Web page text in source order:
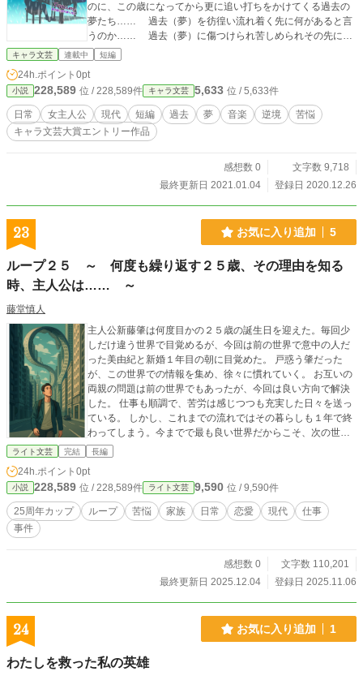
のに、この歳になってから更に追い打ちをかけてくる過去の
夢たち…… 過去（夢）を彷徨い流れ着く先に何があると言
うのか…… 過去（夢）に傷つけられ苦しめられその先にな
にが待つのか 「人生には逃げることも必要」そう言われたは
キャラ文芸 連載中 短編
24h.ポイント 0pt
小説 228,589 位 / 228,589件 キャラ文芸 5,633 位 / 5,633件
日常 女主人公 現代 短編 過去 夢 音楽 逆境
苦悩
キャラ文芸大賞エントリー作品
感想数 0
文字数 9,718
最終更新日 2021.01.04
登録日 2020.12.26
23 お気に入り追加 5
ループ２５ ～ 何度も繰り返す２５歳、その理由を知る
時、主人公は…… ～
藤堂慎人
主人公新藤肇は何度目かの２５歳の誕生日を迎えた。毎回少
しだけ違う世界で目覚めるが、今回は前の世界で意中の人だ
った美由紀と新婚１年目の朝に目覚めた。 戸惑う肇だった
が、この世界での情報を集め、徐々に慣れていく。 お互いの
両親の問題は前の世界でもあったが、今回は良い方向で解決
した。 仕事も順調で、苦労は感じつつも充実した日々を送っ
ている。 しかし、これまでの流れではその暮らしも１年で終
わってしまう。今までで最も良い世界だからこそ、次の世界
にループすることを恐れている。 そんな時、肇は重大な出来
ライト文芸 完結 長編
24h.ポイント 0pt
小説 228,589 位 / 228,589件 ライト文芸 9,590 位 / 9,590件
25周年カップ ループ 苦悩 家族 日常 恋愛 現代
仕事
事件
感想数 0
文字数 110,201
最終更新日 2025.12.04
登録日 2025.11.06
24 お気に入り追加 1
わたしを救った私の英雄